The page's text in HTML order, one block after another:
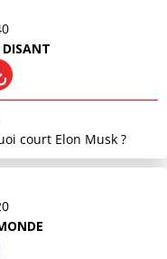
DISANT
court Elon Musk ?